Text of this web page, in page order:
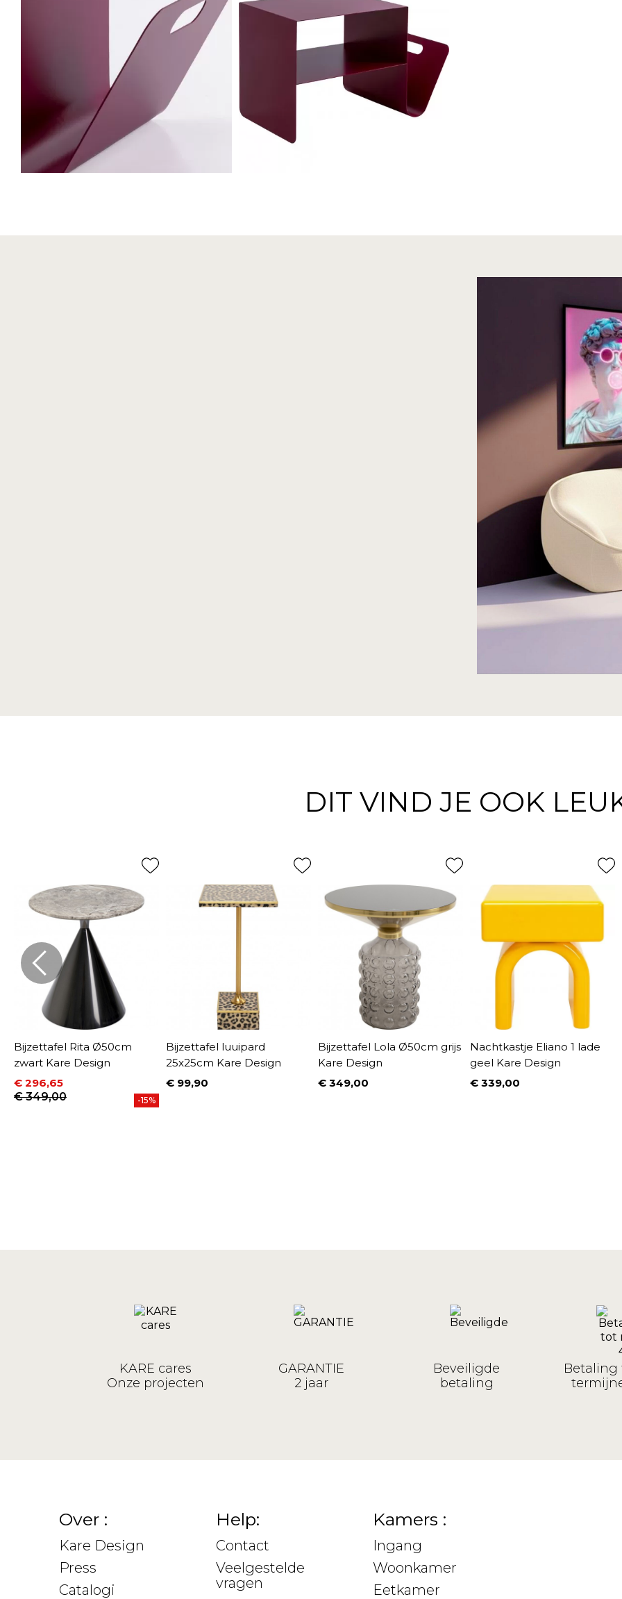
DIT VIND JE OOK
Bijzettafel Rita Ø50cm
zwart Kare Design
Prijs
€ 296,65
Normale prijs
€ 349,00 -15%
Bijzettafel luuipard
25x25cm Kare Design
Prijs
€ 99,90
Bijzettafel Lola Ø50cm grijs
Kare Design
Prijs
€ 349,00
Nachtkastje Eliano 1 lade
geel Kare Design
Prijs
€ 339,00
KARE cares
Onze projecten
GARANTIE
2 jaar
Beveiligde
betaling
Betaling
Over :
Kare Design
Press
Catalogi
Help:
Contact
Veelgestelde
vragen
Kamers :
Ingang
Woonkamer
Eetkamer